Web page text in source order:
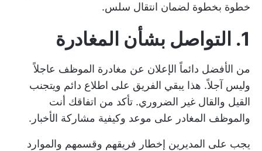
خطوة بخطوة لضمان انتقال سلس.
1. التواصل بشأن المغادرة
من الأفضل دائماً الإعلان عن مغادرة الموظف عاجلاً
وليس آجلاً. هذا يبقي الفريق على اطلاع دائم ويتجنب
القيل والقال غير الضروري. تأكد من اتفاقك أنت
والموظف المغادر على موعد وكيفية مشاركة الأخبار.
يجب على المديرين إخطار فريقهم وقسمهم والموارد